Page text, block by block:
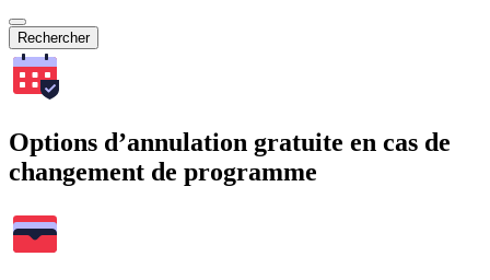
Rechercher
Options d’annulation gratuite en cas de
changement de programme